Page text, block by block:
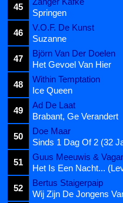
45
Springen
46
V.O.F. De Kunst
Suzanne
47
Björn Van Der Doelen
Het Gevoel Van Hier
48
Within Temptation
Ice Queen
49
Ad De Laat
Brabant, Ge Verandert
50
Doe Maar
Sinds 1 Dag Of 2 (32
51
Guus Meeuwis &
Het Is Een Nacht...
52
Bertus Staigerpaip
Wij Zijn De Jongens